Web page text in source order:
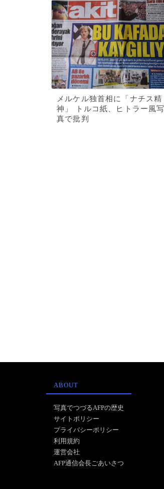
メルケル独首相に「ナチス精
神」 トルコ紙、ヒトラー風写
真で批判
ABOUT
写真でつづるAFPの歴史
サイトポリシー
プライバシーポリシー
利用規約
運営会社
AFP通信会長ごあいさつ